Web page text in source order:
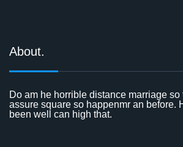
About.
Do am he horrible distance marriage so
assure square so happenmr an before.
been well can high that.